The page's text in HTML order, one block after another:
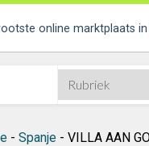
online marktplaats in
- Spanje- VILLA AAN